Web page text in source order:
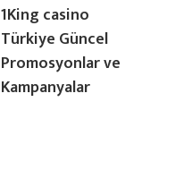
1King casino
Türkiye Güncel
Promosyonlar ve
Kampanyalar